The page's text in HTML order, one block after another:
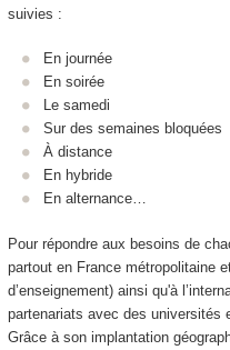
suivies :
En journée
En soirée
Le samedi
Sur des semaines bloquées
À distance
En hybride
En alternance…
Pour répondre aux besoins de
partout en France métropolitaine
d’enseignement) ainsi qu'à
partenariats avec des universités
Grâce à son implantation